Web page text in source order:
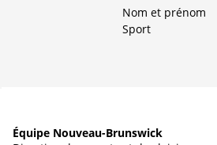
Nom et prénom
Sport
Équipe Nouveau-Brunswick